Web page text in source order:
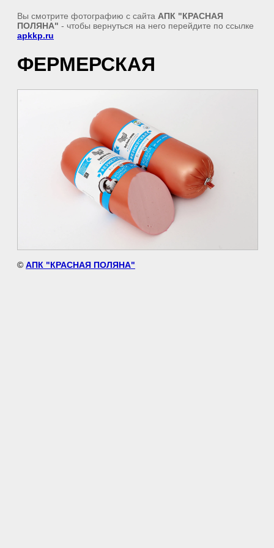
Вы смотрите фотографию с сайта АПК "КРАСНАЯ
ПОЛЯНА" - чтобы вернуться на него перейдите по ссылке
apkkp.ru
ФЕРМЕРСКАЯ
© АПК "КРАСНАЯ ПОЛЯНА"